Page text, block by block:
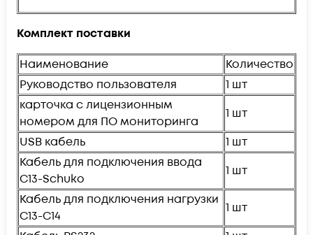
Комплект поставки
Наименование
Количество
Руководство пользователя
1 шт
карточка с лицензионным
номером для ПО мониторинга
1 шт
USB кабель
1 шт
Кабель для подключения ввода
C13-Schuko
1 шт
Кабель для подключения нагрузки
C13-C14
1 шт